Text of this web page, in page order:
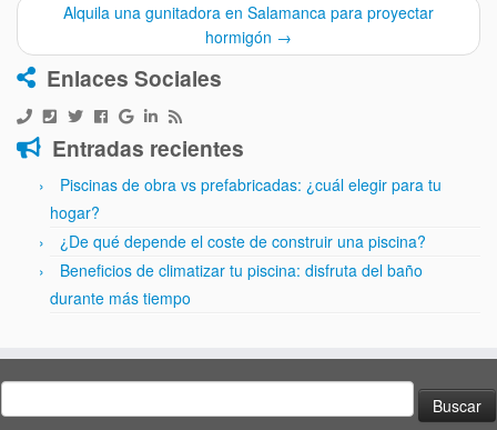
Alquila una gunitadora en Salamanca para proyectar
hormigón →
Enlaces Sociales
Entradas recientes
Piscinas de obra vs prefabricadas: ¿cuál elegir para tu
hogar?
¿De qué depende el coste de construir una piscina?
Beneficios de climatizar tu piscina: disfruta del baño
durante más tiempo